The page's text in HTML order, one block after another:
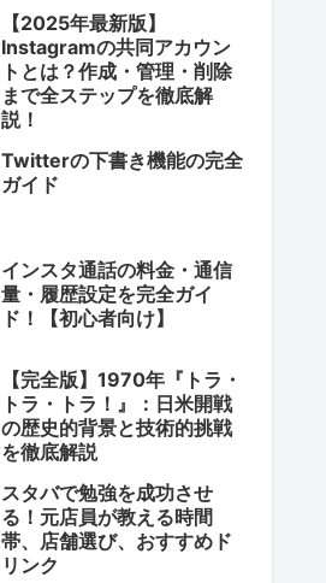
【2025年最新版】
Instagramの共同アカウン
トとは？作成・管理・削除
まで全ステップを徹底解
説！
Twitterの下書き機能の完全
ガイド
インスタ通話の料金・通信
量・履歴設定を完全ガイ
ド！【初心者向け】
【完全版】1970年『トラ・
トラ・トラ！』：日米開戦
の歴史的背景と技術的挑戦
を徹底解説
スタバで勉強を成功させ
る！元店員が教える時間
帯、店舗選び、おすすめド
リンク